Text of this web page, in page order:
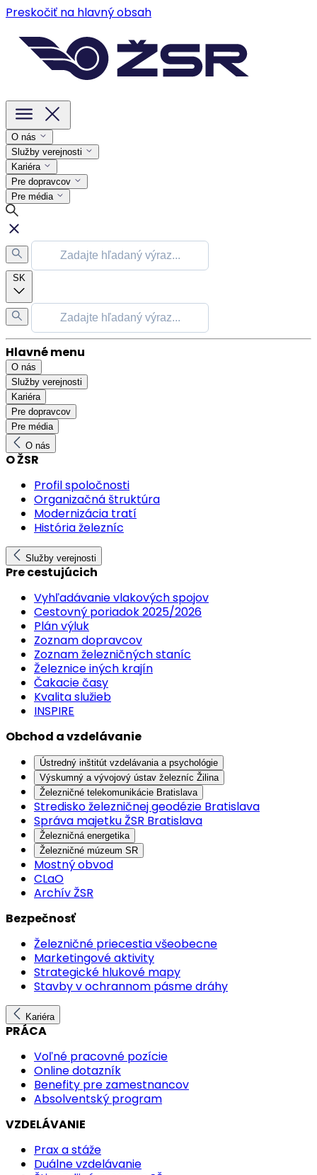
Preskočiť na hlavný obsah
O nás
Služby verejnosti
Kariéra
Pre dopravcov
Pre média
SK
Hlavné menu
O nás
Služby verejnosti
Kariéra
Pre dopravcov
Pre média
O nás
O ŽSR
Profil spoločnosti
Organizačná štruktúra
Modernizácia tratí
História železníc
Služby verejnosti
Pre cestujúcich
Vyhľadávanie vlakových spojov
Cestovný poriadok 2025/2026
Plán výluk
Zoznam dopravcov
Zoznam železničných staníc
Železnice iných krajín
Čakacie časy
Kvalita služieb
INSPIRE
Obchod a vzdelávanie
Ústredný inštitút vzdelávania a psychológie
Výskumný a vývojový ústav železníc Žilina
Železničné telekomunikácie Bratislava
Stredisko železničnej geodézie Bratislava
Správa majetku ŽSR Bratislava
Železničná energetika
Železničné múzeum SR
Mostný obvod
CLaO
Archív ŽSR
Bezpečnosť
Železničné priecestia všeobecne
Marketingové aktivity
Strategické hlukové mapy
Stavby v ochrannom pásme dráhy
Kariéra
PRÁCA
Voľné pracovné pozície
Online dotazník
Benefity pre zamestnancov
Absolventský program
VZDELÁVANIE
Prax a stáže
Duálne vzdelávanie